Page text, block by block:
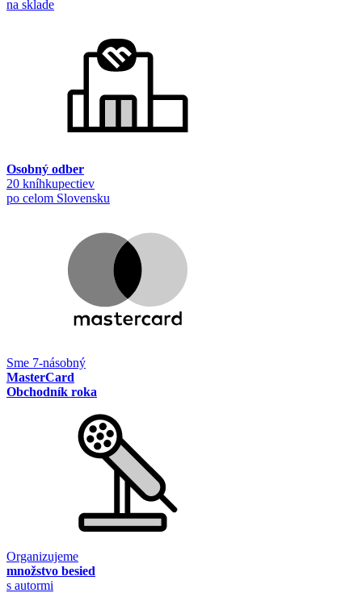
na sklade
Osobný odber
20 kníhkupectiev
po celom Slovensku
Sme 7-násobný
MasterCard
Obchodník roka
Organizujeme
množstvo besied
s autormi